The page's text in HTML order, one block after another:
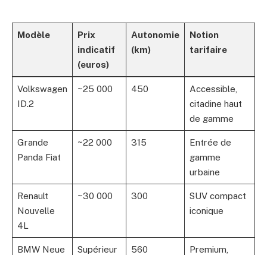
Modèle
Prix
indicatif
(euros)
Autonomie
(km)
Notion
tarifaire
Volkswagen
ID.2
~25 000 450
Accessible,
citadine haut
de gamme
Grande
Panda Fiat
~22 000 315
Entrée de
gamme
urbaine
Renault
Nouvelle
4L
~30 000 300
SUV compact
iconique
BMW Neue
Supérieur
560
Premium,